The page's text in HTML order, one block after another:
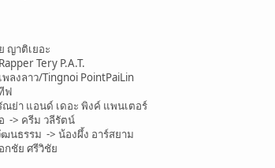
ญาติเยอะ
Tery P.A.T.
ลงลาว/Tingnoi PointPaiLin
ฟ
ย่า แอนด์ เดอะ พิงค์ แพนเตอร์
-> ครีม วลีรัตน์
นธรรม -> น้องผึ้ง อาร์สยาม
กชัย ศรีวิชัย